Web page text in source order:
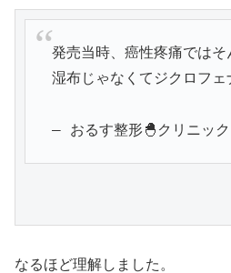
発売当時、癌性疼痛では
湿布じゃなくてジクロフ
— おるす整形🐣クリニ
なるほど理解しました。